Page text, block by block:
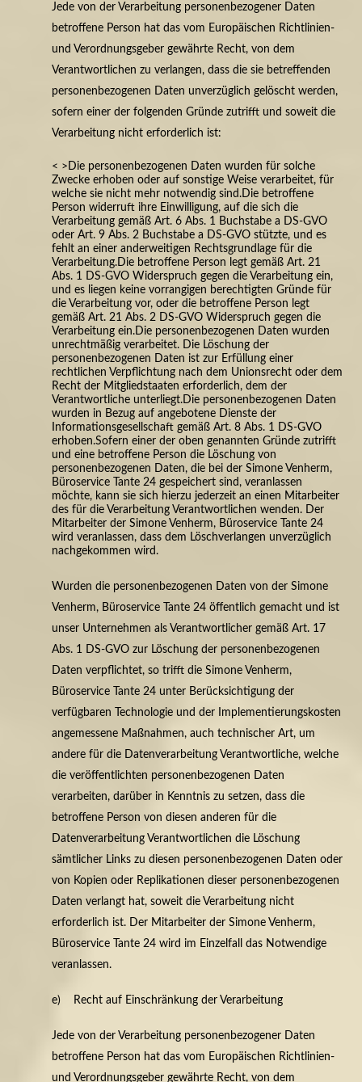
Jede von der Verarbeitung personenbezogener Daten
betroffene Person hat das vom Europäischen Richtlinien-
und Verordnungsgeber gewährte Recht, von dem
Verantwortlichen zu verlangen, dass die sie betreffenden
personenbezogenen Daten unverzüglich gelöscht werden,
sofern einer der folgenden Gründe zutrifft und soweit die
Verarbeitung nicht erforderlich ist:
< >Die personenbezogenen Daten wurden für solche
Zwecke erhoben oder auf sonstige Weise verarbeitet, für
welche sie nicht mehr notwendig sind. Die betroffene
Person widerruft ihre Einwilligung, auf die sich die
Verarbeitung gemäß Art. 6 Abs. 1 Buchstabe a DS-GVO
oder Art. 9 Abs. 2 Buchstabe a DS-GVO stützte, und es
fehlt an einer anderweitigen Rechtsgrundlage für die
Verarbeitung. Die betroffene Person legt gemäß Art. 21
Abs. 1 DS-GVO Widerspruch gegen die Verarbeitung ein,
und es liegen keine vorrangigen berechtigten Gründe für
die Verarbeitung vor, oder die betroffene Person legt
gemäß Art. 21 Abs. 2 DS-GVO Widerspruch gegen die
Verarbeitung ein. Die personenbezogenen Daten wurden
unrechtmäßig verarbeitet.
Die Löschung der
personenbezogenen Daten ist zur Erfüllung einer
rechtlichen Verpflichtung nach dem Unionsrecht oder dem
Recht der Mitgliedstaaten erforderlich, dem der
Verantwortliche unterliegt. Die personenbezogenen Daten
wurden in Bezug auf angebotene Dienste der
Informationsgesellschaft gemäß Art. 8 Abs. 1 DS-GVO
erhoben.Sofern einer der oben genannten Gründe zutrifft
und eine betroffene Person die Löschung von
personenbezogenen Daten, die bei der Simone Venherm,
Büroservice Tante 24 gespeichert sind, veranlassen
möchte, kann sie sich hierzu jederzeit an einen Mitarbeiter
des für die Verarbeitung Verantwortlichen wenden. Der
Mitarbeiter der Simone Venherm, Büroservice Tante 24
wird veranlassen, dass dem Löschverlangen unverzüglich
nachgekommen wird.
Wurden die personenbezogenen Daten von der Simone
Venherm, Büroservice Tante 24 öffentlich gemacht und ist
unser Unternehmen als Verantwortlicher gemäß Art. 17
Abs. 1 DS-GVO zur Löschung der personenbezogenen
Daten verpflichtet, so trifft die Simone Venherm,
Büroservice Tante 24 unter Berücksichtigung der
verfügbaren Technologie und der Implementierungskosten
angemessene Maßnahmen, auch technischer Art, um
andere für die Datenverarbeitung Verantwortliche, welche
die veröffentlichten personenbezogenen Daten
verarbeiten, darüber in Kenntnis zu setzen, dass die
betroffene Person von diesen anderen für die
Datenverarbeitung Verantwortlichen die Löschung
sämtlicher Links zu diesen personenbezogenen Daten oder
von Kopien oder Replikationen dieser personenbezogenen
Daten verlangt hat, soweit die Verarbeitung nicht
erforderlich ist. Der Mitarbeiter der Simone Venherm,
Büroservice Tante 24 wird im Einzelfall das Notwendige
veranlassen.
e) Recht auf Einschränkung der Verarbeitung
Jede von der Verarbeitung personenbezogener Daten
betroffene Person hat das vom Europäischen Richtlinien-
und Verordnungsgeber gewährte Recht, von dem